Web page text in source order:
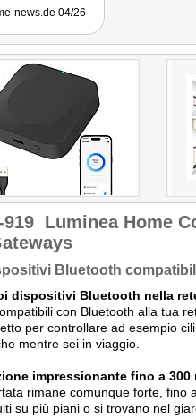
news.de 04/26
919 Luminea Home
Bluetooth
dispositivi Bluetooth nella
con Bluetooth alla tua
per controllare ad esempio
mentre sei in viaggio.
impressionante fino a 300
rimane comunque forte, fino
su più piani o si trovano nel